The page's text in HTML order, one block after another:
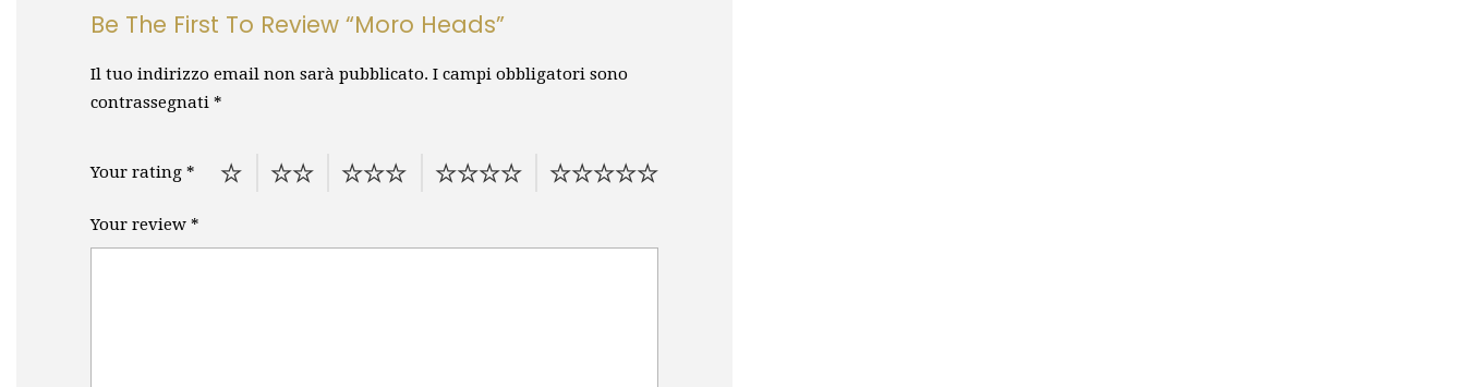
Be The First To Review “Moro Heads”
Il tuo indirizzo email non sarà pubblicato. I campi obbligatori sono
contrassegnati *
Your rating *
Your review *